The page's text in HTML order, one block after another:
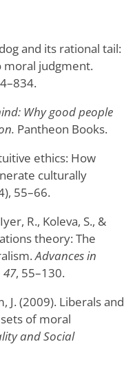
and its rational tail:
moral judgment.
Why good people
Pantheon Books.
ethics: How
culturally
55–66.
R., Koleva, S., &
theory: The
Advances in
47, 55–130.
J. (2009). Liberals and
of moral
and Social